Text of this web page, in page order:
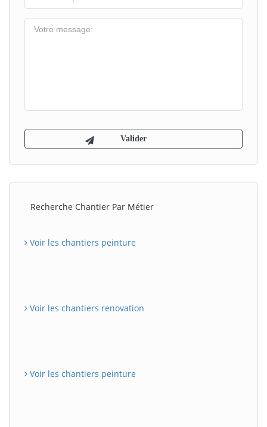
Recherche Chantier Par Métier
Voir les chantiers peinture
Voir les chantiers renovation
Voir les chantiers peinture